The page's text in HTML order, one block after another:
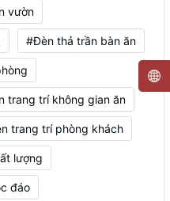
vườn
#Đèn thả trần bàn ăn
trang trí không gian ăn
trang trí phòng khách
lượng
đáo